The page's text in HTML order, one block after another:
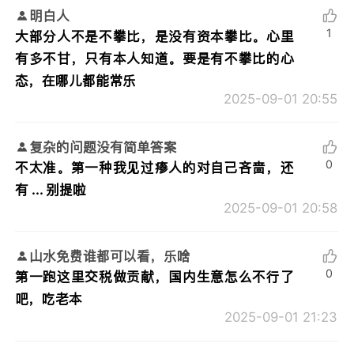
明白人
大部分人不是不攀比，是没有资本攀比。心里
有多不甘，只有本人知道。要是有不攀比的心
态，在哪儿都能常乐
2025-09-01 20:55
1
复杂的问题没有简单答案
不太准。第一种我见过瘆人的对自己吝啬，还
有 ... 别提啦
2025-09-01 20:58
0
山水免费谁都可以看，乐啥
第一跑这里交税做贡献，国内生意怎么不行了
吧，吃老本
2025-09-01 21:23
0